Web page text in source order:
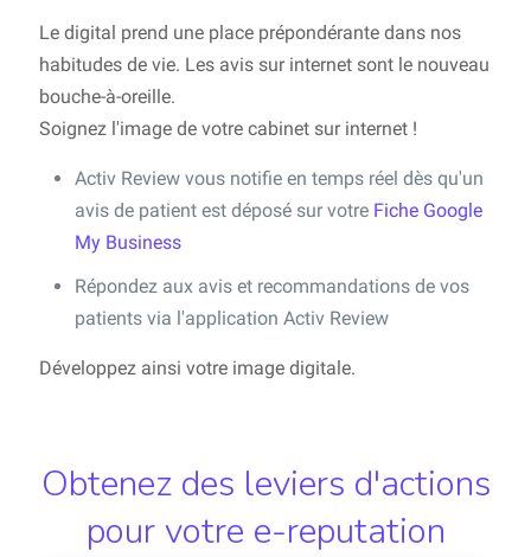
Le digital prend une place prépondérante dans nos
habitudes de vie. Les avis sur internet sont le nouveau
bouche-à-oreille.
Soignez l'image de votre cabinet sur internet !
Activ Review vous notifie en temps réel dès qu'un
avis de patient est déposé sur votre Fiche Google
My Business
Répondez aux avis et recommandations de vos
patients via l'application Activ Review
Développez ainsi votre image digitale.
Obtenez des leviers d'actions
pour votre e-reputation